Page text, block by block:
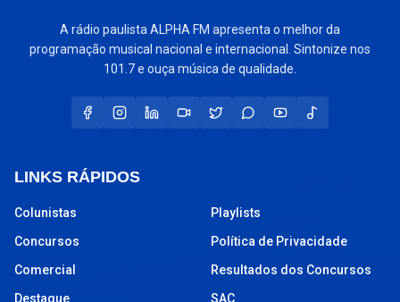
A rádio paulista ALPHA FM apresenta o melhor da
programação musical nacional e internacional. Sintonize nos
101.7 e ouça música de qualidade.
LINKS RÁPIDOS
Colunistas
Concursos
Comercial
Destaque
Playlists
Política de Privacidade
Resultados dos Concursos
SAC